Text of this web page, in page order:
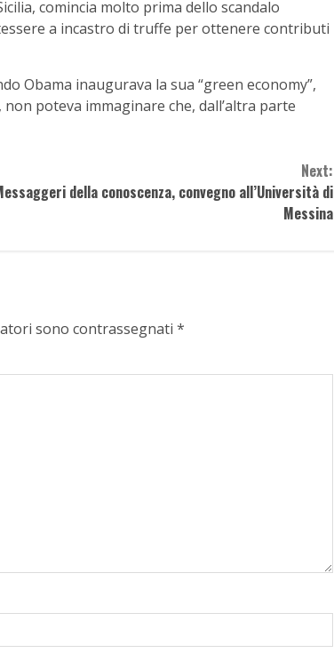
comincia molto prima dello scandalo
a incastro di truffe per ottenere contributi
Obama inaugurava la sua “green economy”,
poteva immaginare che, dall’altra parte
Next:
della conoscenza, convegno all’Università di
Messina
sono contrassegnati *